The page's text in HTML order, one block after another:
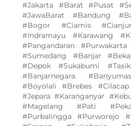
#Jakarta #Barat #Pusat
#JawaBarat #Bandung
#Bogor #Ciamis
#Indramayu #Karawang
#Pangandaran
#Sumedang #Banjar
#Depok #Sukabumi
#Banjarnegara
#Boyolali #Brebes
#Jepara #Karanganyar
#Magelang #Pati
#Purbalingga #Purworejo